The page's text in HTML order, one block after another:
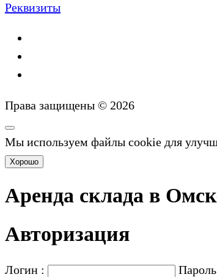
Реквизиты
Права защищены © 2026
Мы используем файлы cookie для
Хорошо
Аренда склада в
Авторизация
Логин :